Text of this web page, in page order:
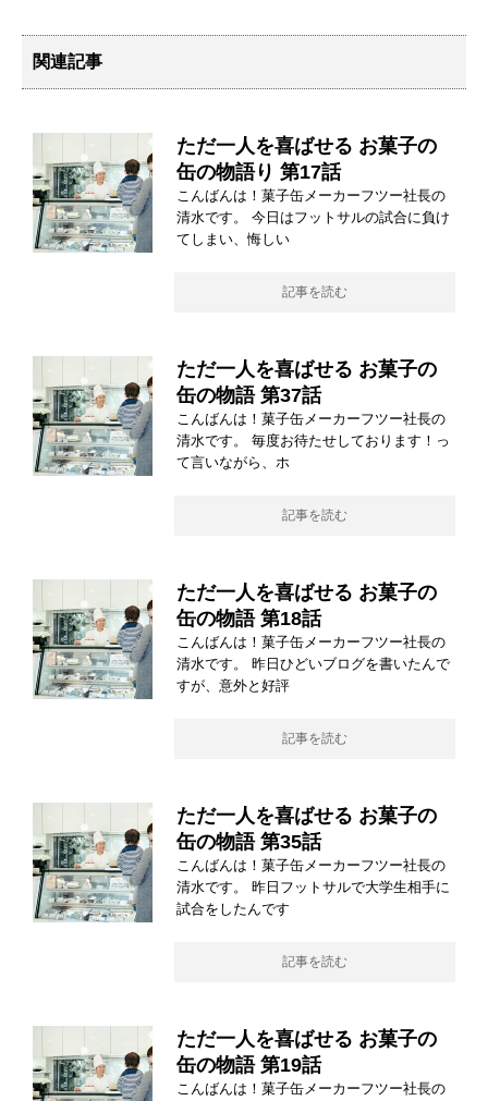
関連記事
ただ一人を喜ばせる お菓子の
缶の物語り 第17話
こんばんは！菓子缶メーカーフツー社長の
清水です。 今日はフットサルの試合に負け
てしまい、悔しい
記事を読む
ただ一人を喜ばせる お菓子の
缶の物語 第37話
こんばんは！菓子缶メーカーフツー社長の
清水です。 毎度お待たせしております！っ
て言いながら、ホ
記事を読む
ただ一人を喜ばせる お菓子の
缶の物語 第18話
こんばんは！菓子缶メーカーフツー社長の
清水です。 昨日ひどいブログを書いたんで
すが、意外と好評
記事を読む
ただ一人を喜ばせる お菓子の
缶の物語 第35話
こんばんは！菓子缶メーカーフツー社長の
清水です。 昨日フットサルで大学生相手に
試合をしたんです
記事を読む
ただ一人を喜ばせる お菓子の
缶の物語 第19話
こんばんは！菓子缶メーカーフツー社長の